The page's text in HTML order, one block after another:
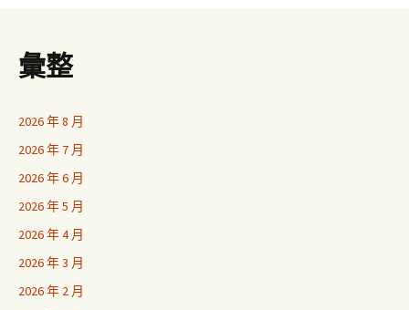
彙整
2026 年 8 月
2026 年 7 月
2026 年 6 月
2026 年 5 月
2026 年 4 月
2026 年 3 月
2026 年 2 月